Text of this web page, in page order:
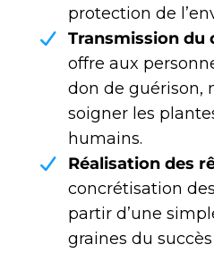
protection de
Transmission du
offre aux
don de guérison,
soigner les
humains.
Réalisation des
concrétisation
partir d’une
graines du